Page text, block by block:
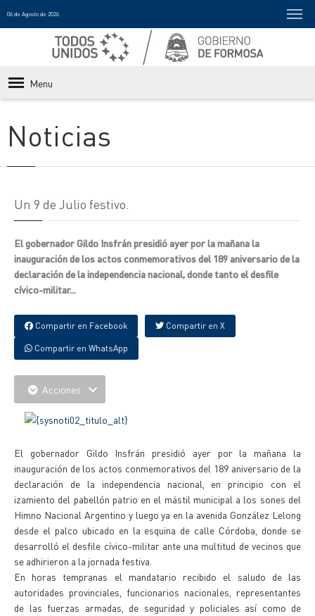
06 de Agosto de 2026
Menu
Noticias
Un 9 de Julio festivo.
El gobernador Gildo Insfrán presidió ayer por la mañana la
inauguración de los actos conmemorativos del 189 aniversario de la
declaración de la independencia nacional, donde tanto el desfile
cívico-militar...
Compartir en Facebook Compartir en X
Compartir en WhatsApp
Acciones
El gobernador Gildo Insfrán presidió ayer por la mañana la
inauguración de los actos conmemorativos del 189 aniversario de la
declaración de la independencia nacional, en principio con el
izamiento del pabellón patrio en el mástil municipal a los sones del
Himno Nacional Argentino y luego ya en la avenida González Lelong
desde el palco ubicado en la esquina de calle Córdoba, donde se
desarrolló el desfile cívico-militar ante una multitud de vecinos que
se adhirieron a la jornada festiva.
En horas tempranas el mandatario recibido el saludo de las
autoridades provinciales, funcionarios nacionales, representantes
de las fuerzas armadas, de seguridad y policiales así como de